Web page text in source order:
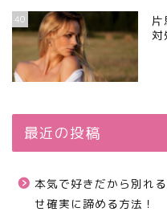
40
片
対
最近の投稿
本気で好きだから別れ
せ確実に諦める方法！